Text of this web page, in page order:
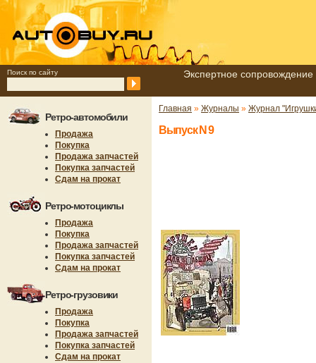
Поиск по сайту Экспертное
Ретро-автомобили
Продажа
Покупка
Продажа запчастей
Покупка запчастей
Сдам на прокат
Ретро-мотоциклы
Продажа
Покупка
Продажа запчастей
Покупка запчастей
Сдам на прокат
Ретро-грузовики
Продажа
Покупка
Продажа запчастей
Покупка запчастей
Сдам на прокат
Главная » Журналы » Журнал
Выпуск N 9